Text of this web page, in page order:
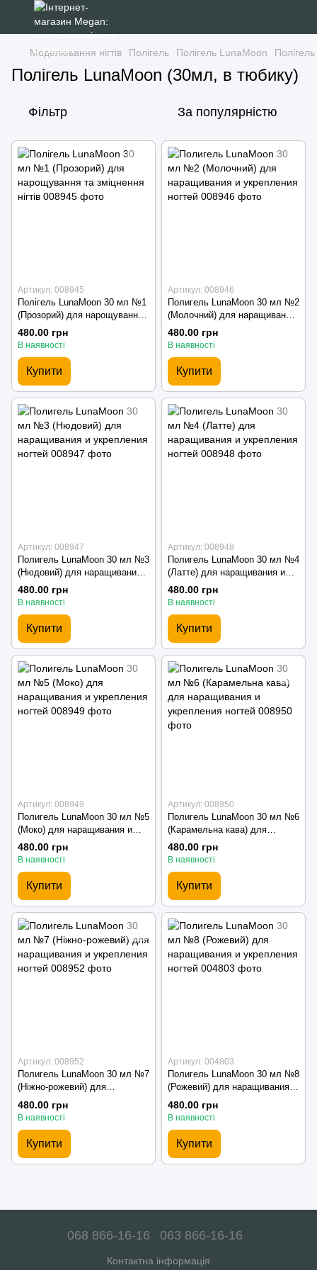
Моделювання нігтів Полігель Полігель LunaMoon
Полігель LunaMoon (30мл, в тюбику)
Фільтр За популярністю
Артикул: 008945
Полігель LunaMoon 30 мл №1
(Прозорий) для нарощування
та зміцнення нігтів
480.00 грн
В наявності
Купити
Артикул: 008946
Полигель LunaMoon 30 мл №2
(Молочний) для наращивания
и укрепления ногтей
480.00 грн
В наявності
Купити
Артикул: 008947
Полигель LunaMoon 30 мл №3
(Нюдовий) для наращивания и
укрепления ногтей
480.00 грн
В наявності
Купити
Артикул: 008948
Полигель LunaMoon 30 мл №4
(Латте) для наращивания и
укрепления ногтей
480.00 грн
В наявності
Купити
Артикул: 008949
Полигель LunaMoon 30 мл №5
(Моко) для наращивания и
укрепления ногтей
480.00 грн
В наявності
Купити
Артикул: 008950
Полигель LunaMoon 30 мл №6
(Карамельна кава) для
наращивания и укрепления
ногтей
480.00 грн
В наявності
Купити
Артикул: 008952
Полигель LunaMoon 30 мл №7
(Ніжно-рожевий) для
наращивания и укрепления
ногтей
480.00 грн
В наявності
Купити
Артикул: 004803
Полигель LunaMoon 30 мл №8
(Рожевий) для наращивания и
укрепления ногтей
480.00 грн
В наявності
Купити
068 866-16-16 063 866-16-16
Контактна інформація